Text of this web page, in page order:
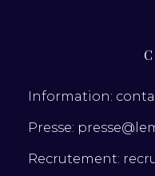
Information:
Presse:
Recrutement: